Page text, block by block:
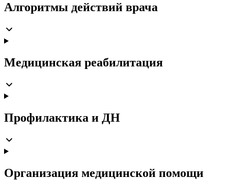
Алгоритмы действий врача
Медицинская реабилитация
Профилактика и ДН
Организация медицинской помощи